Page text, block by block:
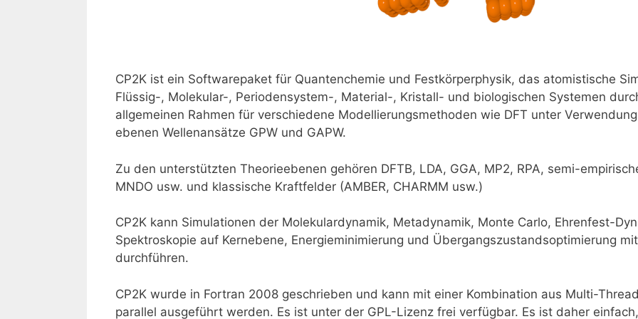
CP2K ist ein Softwarepaket für Quantenchemie und Festkörperphysik, das atomistische
Flüssig-, Molekular-, Periodensystem-, Material-, Kristall- und biologischen Systemen
allgemeinen Rahmen für verschiedene Modellierungsmethoden wie DFT unter
ebenen Wellenansätze GPW und GAPW.
Zu den unterstützten Theorieebenen gehören DFTB, LDA, GGA, MP2, RPA, semi-
MNDO usw. und klassische Kraftfelder (AMBER, CHARMM usw.)
CP2K kann Simulationen der Molekulardynamik, Metadynamik, Monte Carlo, Ehrenfest-
Spektroskopie auf Kernebene, Energieminimierung und Übergangszustandsoptimierung
durchführen.
CP2K wurde in Fortran 2008 geschrieben und kann mit einer Kombination aus Multi-
parallel ausgeführt werden. Es ist unter der GPL-Lizenz frei verfügbar. Es ist daher